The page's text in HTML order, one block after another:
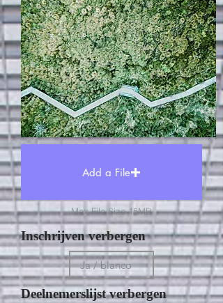
Add a File
Max File Size 15MB
Inschrijven verbergen
Deelnemerslijst verbergen